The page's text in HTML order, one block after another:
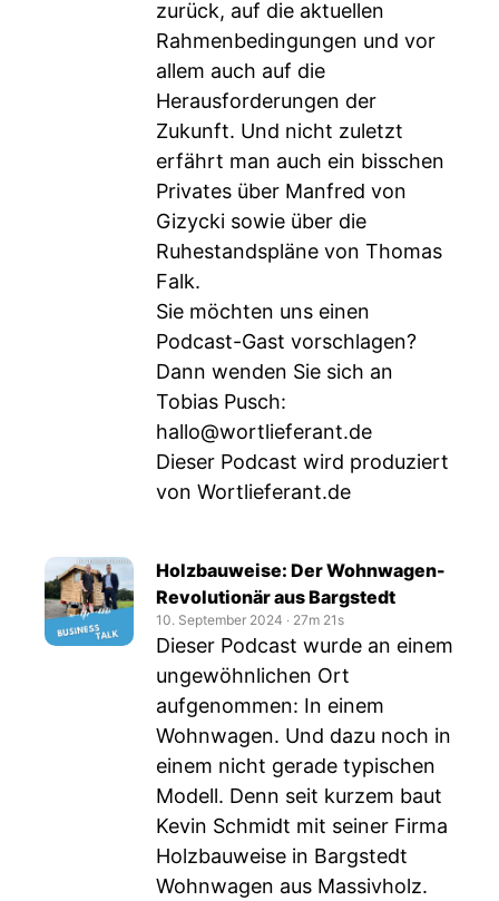
zurück, auf die aktuellen
Rahmenbedingungen und vor
allem auch auf die
Herausforderungen der
Zukunft. Und nicht zuletzt
erfährt man auch ein bisschen
Privates über Manfred von
Gizycki sowie über die
Ruhestandspläne von Thomas
Falk.
Sie möchten uns einen
Podcast-Gast vorschlagen?
Dann wenden Sie sich an
Tobias Pusch:
hallo@wortlieferant.de
Dieser Podcast wird produziert
von Wortlieferant.de
Holzbauweise: Der Wohnwagen-
Revolutionär aus Bargstedt
10. September 2024 ‧ 27m 21s
Dieser Podcast wurde an einem
ungewöhnlichen Ort
aufgenommen: In einem
Wohnwagen. Und dazu noch in
einem nicht gerade typischen
Modell. Denn seit kurzem baut
Kevin Schmidt mit seiner Firma
Holzbauweise in Bargstedt
Wohnwagen aus Massivholz.